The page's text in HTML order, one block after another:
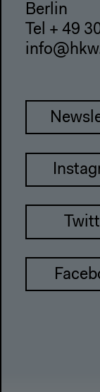
Berlin
Tel + 49